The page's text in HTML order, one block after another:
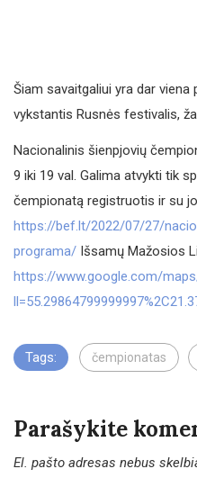
Šiam savaitgaliui yra dar
vykstantis Rusnės festivalis,
Nacionalinis šienpjovių
9 iki 19 val. Galima atvykti tik
čempionatą registruotis ir su
https://bef.lt/2022/07/27/
programa/ Išsamų Mažosios
https://www.google.com/
Tags: čempionatas
Parašykite
El. pašto adresas nebus